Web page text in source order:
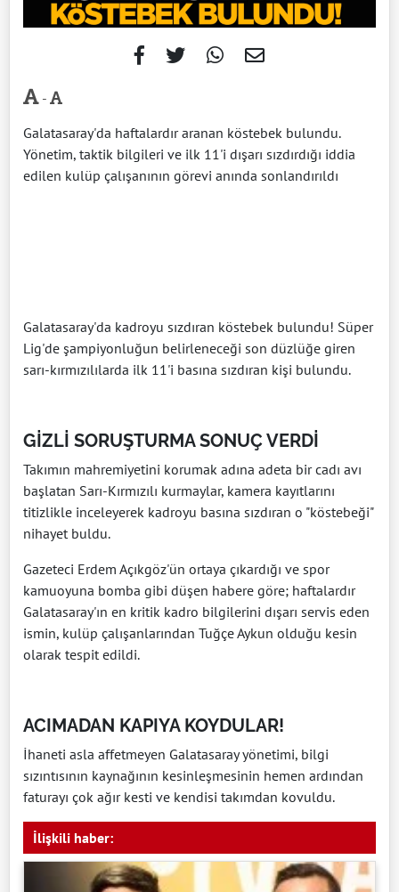
-
Galatasaray'da haftalardır aranan köstebek bulundu.
Yönetim, taktik bilgileri ve ilk 11'i dışarı sızdırdığı iddia
edilen kulüp çalışanının görevi anında sonlandırıldı
Galatasaray'da kadroyu sızdıran köstebek bulundu! Süper
Lig'de şampiyonluğun belirleneceği son düzlüğe giren
sarı-kırmızılılarda ilk 11'i basına sızdıran kişi bulundu.
GİZLİ SORUŞTURMA SONUÇ VERDİ
Takımın mahremiyetini korumak adına adeta bir cadı avı
başlatan Sarı-Kırmızılı kurmaylar, kamera kayıtlarını
titizlikle inceleyerek kadroyu basına sızdıran o "köstebeği"
nihayet buldu.
Gazeteci Erdem Açıkgöz'ün ortaya çıkardığı ve spor
kamuoyuna bomba gibi düşen habere göre; haftalardır
Galatasaray'ın en kritik kadro bilgilerini dışarı servis eden
ismin, kulüp çalışanlarından Tuğçe Aykun olduğu kesin
olarak tespit edildi.
ACIMADAN KAPIYA KOYDULAR!
İhaneti asla affetmeyen Galatasaray yönetimi, bilgi
sızıntısının kaynağının kesinleşmesinin hemen ardından
faturayı çok ağır kesti ve kendisi takımdan kovuldu.
İlişkili haber: